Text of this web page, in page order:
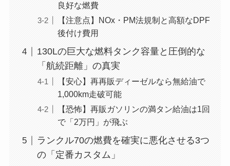
良好な燃費
【注意点】NOx・PM法規制と高額なDPF
後付け費用
130Lの巨大な燃料タンク容量と圧倒的な
「航続距離」の真実
【安心】再再販ディーゼルなら無給油で
1,000km走破可能
【恐怖】再販ガソリンの満タン給油は1回
で「2万円」が飛ぶ
ランクル70の燃費を確実に悪化させる3つ
の「定番カスタム」